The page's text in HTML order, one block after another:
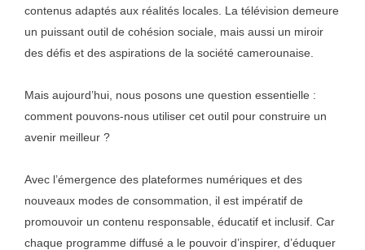
contenus adaptés aux réalités locales. La télévision demeure
un puissant outil de cohésion sociale, mais aussi un miroir
des défis et des aspirations de la société camerounaise.
Mais aujourd’hui, nous posons une question essentielle :
comment pouvons-nous utiliser cet outil pour construire un
avenir meilleur ?
Avec l’émergence des plateformes numériques et des
nouveaux modes de consommation, il est impératif de
promouvoir un contenu responsable, éducatif et inclusif. Car
chaque programme diffusé a le pouvoir d’inspirer, d’éduquer